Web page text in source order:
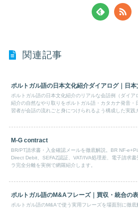
関連記事
ポルトガル語の日本文化紹介ダイアログ｜日
ポルトガル語の日本文化紹介のリアルな会話例（ダイ
紹介の自然なやり取りをポルトガル語・カタカナ発音
習者が会話の流れごと身につけられるよう構成した実践
M-G contract
BR/PT請求書・入金確認メールを徹底解説。BR NF-
Direct Debit、SEFAZ認証、VAT/IVA処理差、電子請求
ラ完全分離を実例で網羅紹介します。
ポルトガル語のM&Aフレーズ｜買収・統合の
ポルトガル語のM&Aで使う実用フレーズを場面別に徹